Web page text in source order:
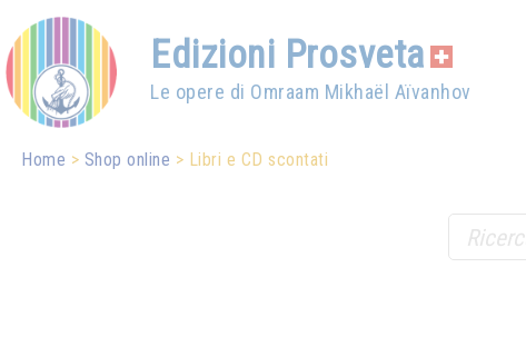
Edizioni Prosveta
Le opere di Omraam Mikhaël Aïvanhov
Home Shop online Libri e CD scontati